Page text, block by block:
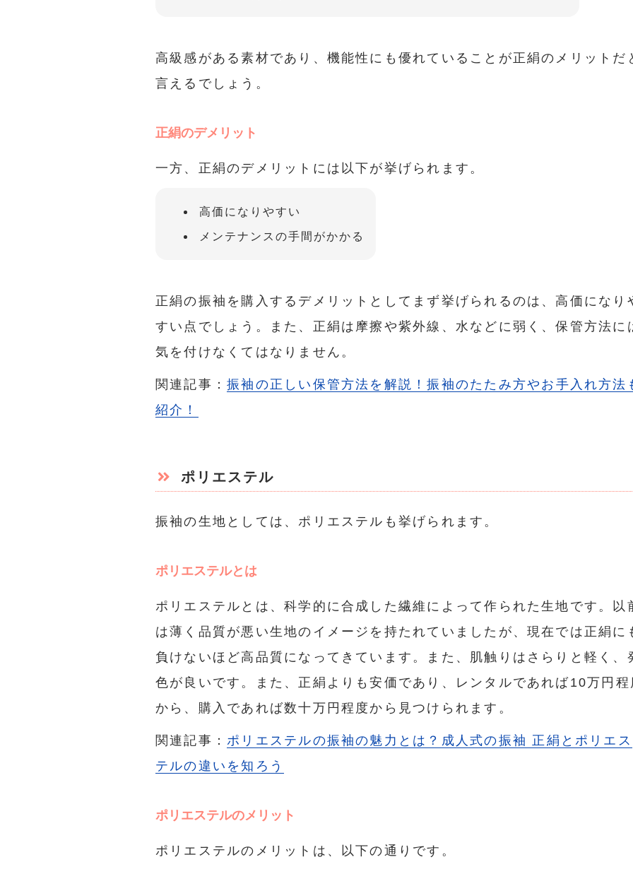
高級感がある素材であり、機能性にも優れていることが正絹のメリットだ
言えるでしょう。
正絹のデメリット
一方、正絹のデメリットには以下が挙げられます。
高価になりやすい
メンテナンスの手間がかかる
正絹の振袖を購入するデメリットとしてまず挙げられるのは、高価になり
すい点でしょう。また、正絹は摩擦や紫外線、水などに弱く、保管方法に
気を付けなくてはなりません。
関連記事：振袖の正しい保管方法を解説！振袖のたたみ方やお手入れ方法
紹介！
ポリエステル
振袖の生地としては、ポリエステルも挙げられます。
ポリエステルとは
ポリエステルとは、科学的に合成した繊維によって作られた生地です。以
は薄く品質が悪い生地のイメージを持たれていましたが、現在では正絹に
負けないほど高品質になってきています。また、肌触りはさらりと軽く、
色が良いです。また、正絹よりも安価であり、レンタルであれば10万円程
から、購入であれば数十万円程度から見つけられます。
関連記事：ポリエステルの振袖の魅力とは？成人式の振袖 正絹とポリエス
テルの違いを知ろう
ポリエステルのメリット
ポリエステルのメリットは、以下の通りです。